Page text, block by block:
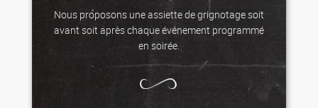
Nous proposons une assiette de grignotage soit
avant soit après chaque événement programmé
en soirée.